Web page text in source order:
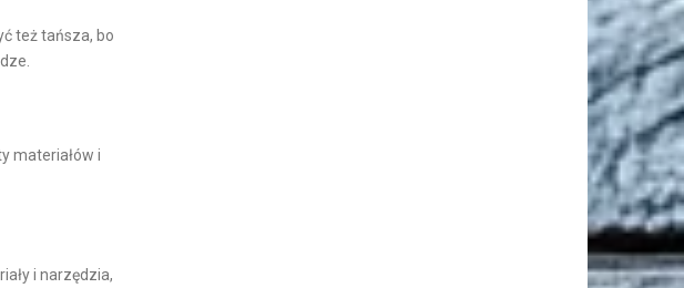
też tańsza, bo
materiałów i
i narzędzia,